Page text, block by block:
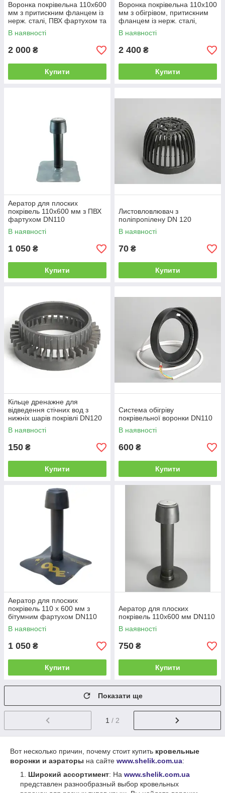
Воронка покрівельна 110х600
мм з притискним фланцем із
нерж. сталі, ПВХ фартухом та
листовловлювачем DN110
В наявності
2 000 ₴
Купити
Воронка покрівельна 110х100
мм з обігрівом, притискним
фланцем із нерж. сталі,
бітумним фартухом та
листовловлювачем
В наявності
2 400 ₴
Купити
Аератор для плоских
покрівель 110х600 мм з ПВХ
фартухом DN110
В наявності
1 050 ₴
Купити
Листовловлювач з
поліпропілену DN 120
В наявності
70 ₴
Купити
Кільце дренажне для
відведення стічних вод з
нижніх шарів покрівлі DN120
мм
В наявності
150 ₴
Купити
Система обігріву
покрівельної воронки DN110
В наявності
600 ₴
Купити
Аератор для плоских
покрівель 110 х 600 мм з
бітумним фартухом DN110
В наявності
1 050 ₴
Купити
Аератор для плоских
покрівель 110х600 мм DN110
В наявності
750 ₴
Купити
Показати ще
1 / 2
Вот несколько причин, почему стоит купить кровельные
воронки и аэраторы на сайте www.shelik.com.ua:
Широкий ассортимент: На www.shelik.com.ua
представлен разнообразный выбор кровельных